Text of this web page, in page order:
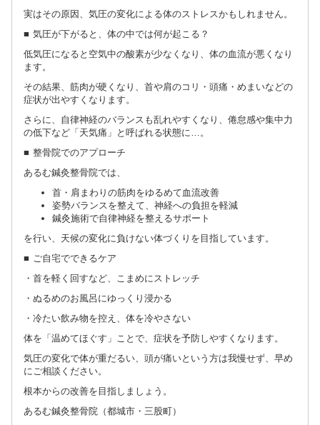
実はその原因、気圧の変化による体のストレスかもしれません。
■ 気圧が下がると、体の中では何が起こる？
低気圧になると空気中の酸素が少なくなり、体の血流が悪くなり
ます。
その結果、筋肉が硬くなり、首や肩のコリ・頭痛・めまいなどの
症状が出やすくなります。
さらに、自律神経のバランスも乱れやすくなり、倦怠感や集中力
の低下など「天気痛」と呼ばれる状態に…。
■ 整骨院でのアプローチ
あるむ鍼灸整骨院では、
首・肩まわりの筋肉をゆるめて血流改善
姿勢バランスを整えて、神経への負担を軽減
鍼灸施術で自律神経を整えるサポート
を行い、天候の変化に負けない体づくりを目指しています。
■ ご自宅でできるケア
・首を軽く回すなど、こまめにストレッチ
・ぬるめのお風呂にゆっくり浸かる
・冷たい飲み物を控え、体を冷やさない
体を「温めてほぐす」ことで、症状を予防しやすくなります。
気圧の変化で体が重だるい、頭が痛いという方は我慢せず、早め
にご相談ください。
根本からの改善を目指しましょう。
あるむ鍼灸整骨院（都城市・三股町）